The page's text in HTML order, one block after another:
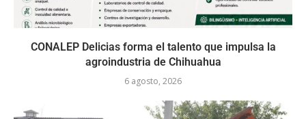
CONALEP Delicias forma el talento que impulsa la
agroindustria de Chihuahua
6 agosto, 2026